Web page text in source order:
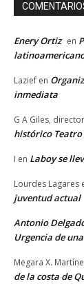
Enery Ortiz en
Lazief en
inmediata
G A Giles,
histórico Teatro
I en Laboy se
Lourdes Lagares
juventud actual
Antonio
Urgencia de
Megara X.
de la costa de